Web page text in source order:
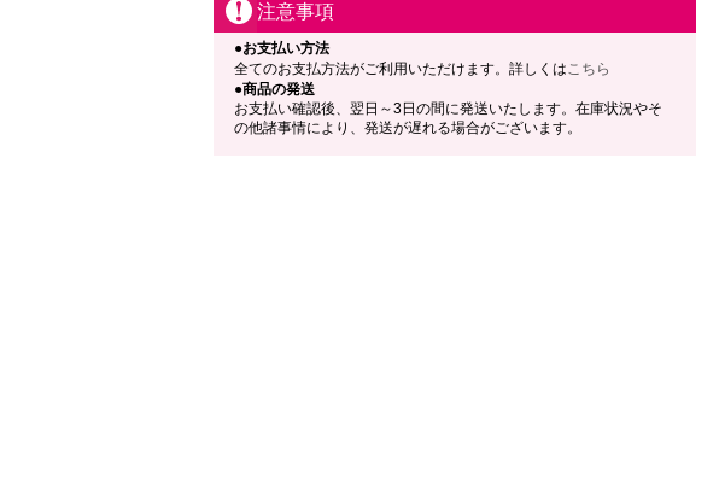
注意事項
●お支払い方法
全てのお支払方法がご利用いただけます。詳しくはこちら
●商品の発送
お支払い確認後、翌日～3日の間に発送いたします。在庫状況やそ
の他諸事情により、発送が遅れる場合がございます。